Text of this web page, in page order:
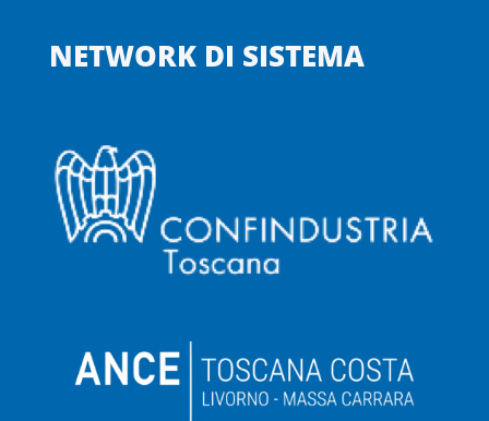
NETWORK DI SISTEMA